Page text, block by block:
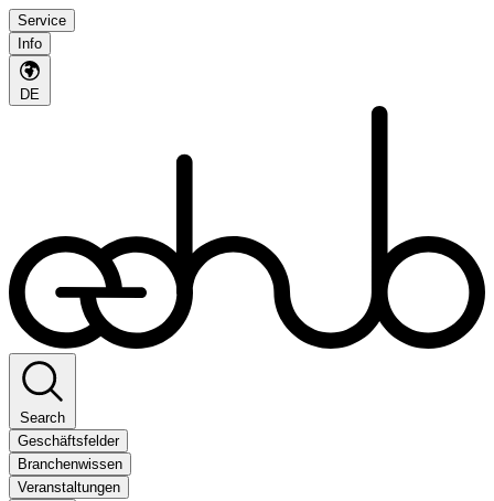
Service
Info
DE
Search
Geschäftsfelder
Branchenwissen
Veranstaltungen